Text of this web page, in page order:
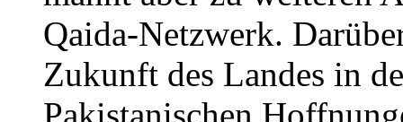
Qaida-Netzwerk.
Zukunft des Landes in